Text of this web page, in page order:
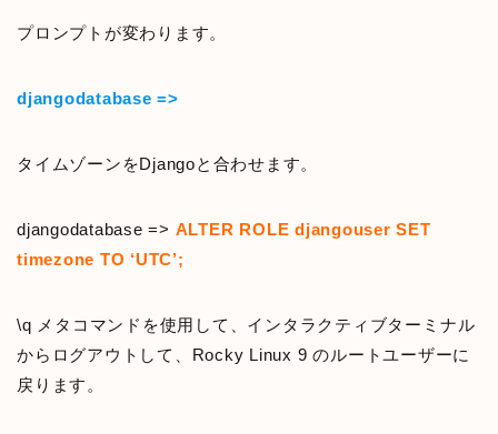
プロンプトが変わります。
djangodatabase =>
タイムゾーンをDjangoと合わせます。
djangodatabase => ALTER ROLE djangouser SET
timezone TO ‘UTC’;
\q メタコマンドを使用して、インタラクティブターミナル
からログアウトして、Rocky Linux 9 のルートユーザーに
戻ります。